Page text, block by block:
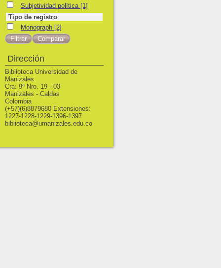
Subjetividad política
Subjetividad política [1]
Tipo de registro
Monograph
Monograph [2]
Dirección
Biblioteca Universidad de
Manizales
Cra. 9ª Nro. 19 - 03
Manizales - Caldas
Colombia
(+57)(6)8879680 Extensiones:
1227-1228-1229-1396-1397
biblioteca@umanizales.edu.co